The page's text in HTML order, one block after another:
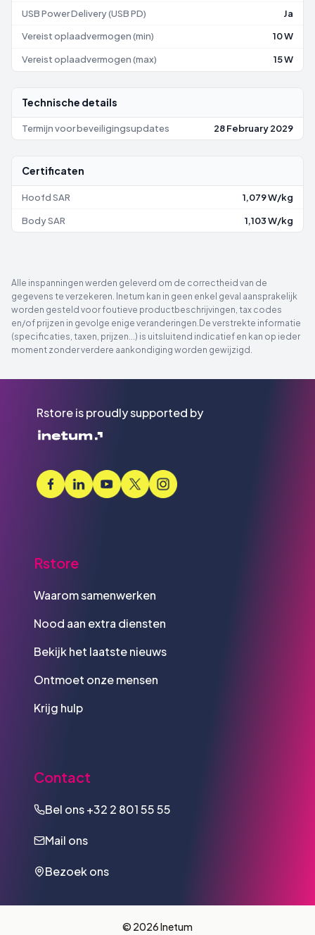
USB Power Delivery (USB PD) Ja
Vereist oplaadvermogen (min) 10 W
Vereist oplaadvermogen (max) 15 W
Technische details
Termijn voor beveiligingsupdates 28 February 2029
Certificaten
Hoofd SAR 1,079 W/kg
Body SAR 1,103 W/kg
Alle inspanningen werden geleverd om de correctheid van de
gegevens te verzekeren. Inetum kan in geen enkel geval aansprakelijk
worden gesteld voor foutieve productbeschrijvingen, tax codes
en/of prijzen in gevolge enige veranderingen.De verstrekte informatie
(specificaties, taxen, prijzen...) is uitsluitend indicatief en kan op ieder
moment zonder verdere aankondiging worden gewijzigd.
Rstore is proudly supported by
Rstore
Waarom samenwerken
Nood aan extra diensten
Bekijk het laatste nieuws
Ontmoet onze mensen
Krijg hulp
Contact
Bel ons+32 2 801 55 55
Mail ons
Bezoek ons
© 2026 Inetum